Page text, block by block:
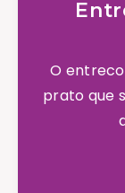
O
prato que